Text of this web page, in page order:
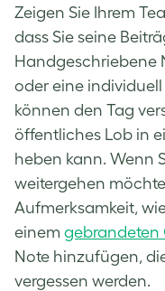
Zeigen Sie Ihrem
dass Sie seine
Handgeschriebene
oder eine
können den Tag
öffentliches Lob in
heben kann. Wenn
weitergehen
Aufmerksamkeit,
einem gebrandeten
Note hinzufügen,
vergessen werden.